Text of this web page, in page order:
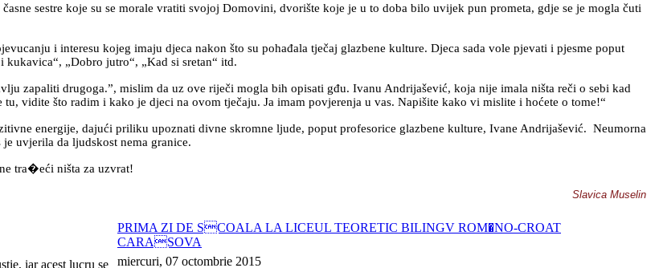
sestre koje su se morale vratiti svojoj Domovini, dvorište koje je u to doba bilo uvijek pun prometa, gdje se je mogla čuti
i interesu kojeg imaju djeca nakon što su pohađala tječaj glazbene kulture. Djeca sada vole pjevati i pjesme poput
kukavica“, „Dobro jutro“, „Kad si sretan“ itd.
drugoga.”, mislim da uz ove riječi mogla bih opisati gđu. Ivanu Andrijašević, koja nije imala ništa reči o sebi kad
vidite što radim i kako je djeci na ovom tječaju. Ja imam povjerenja u vas. Napišite kako vi mislite i hoćete o tome!“
energije, dajući priliku upoznati divne skromne ljude, poput profesorice glazbene kulture, Ivane Andrijašević. Neumorna
uvjerila da ljudskost nema granice.
tra�eći ništa za uzvrat!
Slavica Muselin
iar acest lucru se
PRIMA ZI DE SCOALA LA LICEUL TEORETIC BILINGV ROM�NO-CROAT
CARASOVA
miercuri, 07 octombrie 2015